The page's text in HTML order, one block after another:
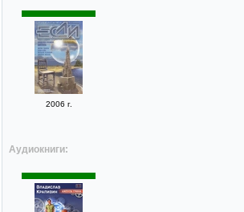
2006 г.
Аудиокниги: